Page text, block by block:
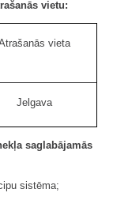
vietu:
vieta
Jelgava
saglabājamās
sistēma;